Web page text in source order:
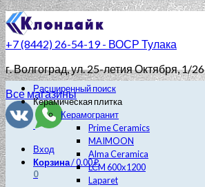
+7 (8442) 26-54-19 - ВОСР Тулака
г. Волгоград, ул. 25-летия Октября, 1/26
Все магазины
Вход
Корзина/0.00₽
0
Расширенный поиск
Керамическая плитка
Керамогранит
Prime Ceramics
MAIMOON
Alma Ceramica
LCM 600х1200
Laparet